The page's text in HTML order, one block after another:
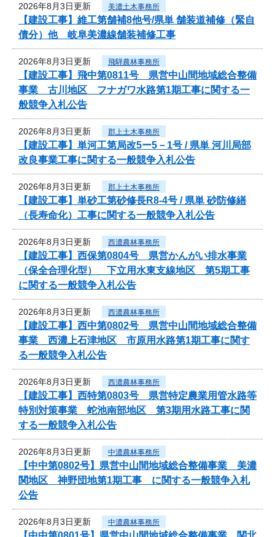
2026年8月3日更新 美濃土木事務所
【建設工事】維工第舗補8他号/県単 舗装道補修（緊自
債分）他 岐阜美濃線舗装補修工事
2026年8月3日更新 飛騨農林事務所
【建設工事】飛中第0811号 県営中山間地域総合整備
事業 古川地区 フナガワ水路第1期工事に関する一
般競争入札公告
2026年8月3日更新 郡上土木事務所
【建設工事】単河工第局改5ー5－1号 / 県単 河川局部
改良事業工事に関する一般競争入札公告
2026年8月3日更新 郡上土木事務所
【建設工事】単砂工第砂修長R8-4号 / 県単 砂防修繕
（長寿命化）工事に関する一般競争入札公告
2026年8月3日更新 西濃農林事務所
【建設工事】西保第0804号 県営かんがい排水事業
（保全合理化型） 下立用水東支線地区 第5期工事
に関する一般競争入札公告
2026年8月3日更新 西濃農林事務所
【建設工事】西中第0802号 県営中山間地域総合整備
事業 西濃上石津地区 市原用水路第1期工事に関す
る一般競争入札公告
2026年8月3日更新 西濃農林事務所
【建設工事】西特第0803号 県営特定農業用管水路等
特別対策事業 蛇池南部地区 第3期用水路工事に関
する一般競争入札公告
2026年8月3日更新 中濃農林事務所
【中中第0802号】県営中山間地域総合整備事業 美濃
関地区 神野団地第1期工事 に関する一般競争入札
公告
2026年8月3日更新 中濃農林事務所